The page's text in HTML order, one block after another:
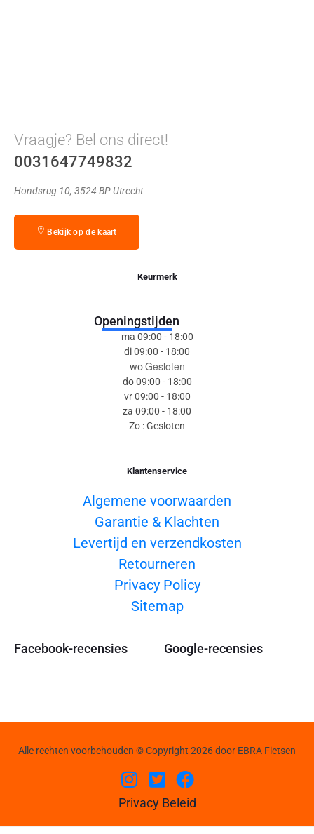
Vraagje? Bel ons direct!
0031647749832
Hondsrug 10, 3524 BP Utrecht
Bekijk op de kaart
Keurmerk
Openingstijden
ma 09:00 - 18:00
di 09:00 - 18:00
woGesloten
do 09:00 - 18:00
vr 09:00 - 18:00
za 09:00 - 18:00
Zo : Gesloten
Klantenservice
Algemene voorwaarden
Garantie & Klachten
Levertijd en verzendkosten
Retourneren
Privacy Policy
Sitemap
Facebook-recensies Google-recensies
Alle rechten voorbehouden © Copyright 2026 door EBRA Fietsen
Privacy Beleid